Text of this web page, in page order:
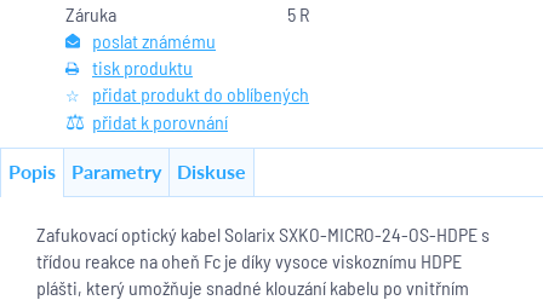
Záruka
5 R
poslat známému
tisk produktu
přidat produkt do oblíbených
přidat k porovnání
Popis Parametry Diskuse
Zafukovací optický kabel Solarix SXKO-MICRO-24-OS-HDPE s
třídou reakce na oheň Fc je díky vysoce viskoznímu HDPE
plášti, který umožňuje snadné klouzání kabelu po vnitřním